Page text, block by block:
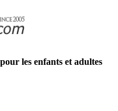
les enfants et adultes